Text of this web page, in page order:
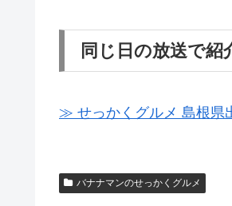
同じ日の放送で紹
≫ せっかくグルメ 島根県
バナナマンのせっかくグルメ